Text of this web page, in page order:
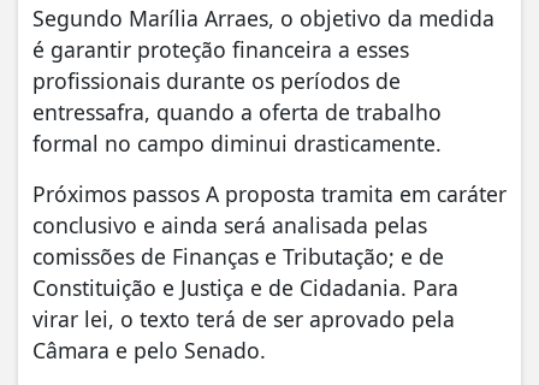
Segundo Marília Arraes, o objetivo da medida
é garantir proteção financeira a esses
profissionais durante os períodos de
entressafra, quando a oferta de trabalho
formal no campo diminui drasticamente.
Próximos passos A proposta tramita em caráter
conclusivo e ainda será analisada pelas
comissões de Finanças e Tributação; e de
Constituição e Justiça e de Cidadania. Para
virar lei, o texto terá de ser aprovado pela
Câmara e pelo Senado.